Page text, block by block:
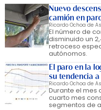
Nuevo
camión en
Ricardo Ochoa de
El número de
disminuido un
retroceso
autónomos.
El paro en la
su tendencia
Ricardo Ochoa de
Durante el mes
cuarto mes
segmentos de